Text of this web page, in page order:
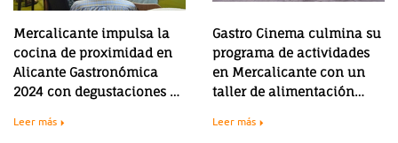
Mercalicante impulsa la
cocina de proximidad en
Alicante Gastronómica
2024 con degustaciones y
Leer más
Gastro Cinema culmina su
programa de actividades
en Mercalicante con un
taller de alimentación
niñas
Leer más